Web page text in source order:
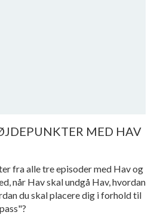
MED HAV
fra alle tre episoder med Hav og
når Hav skal undgå Hav, hvordan
du skal placere dig i forhold til